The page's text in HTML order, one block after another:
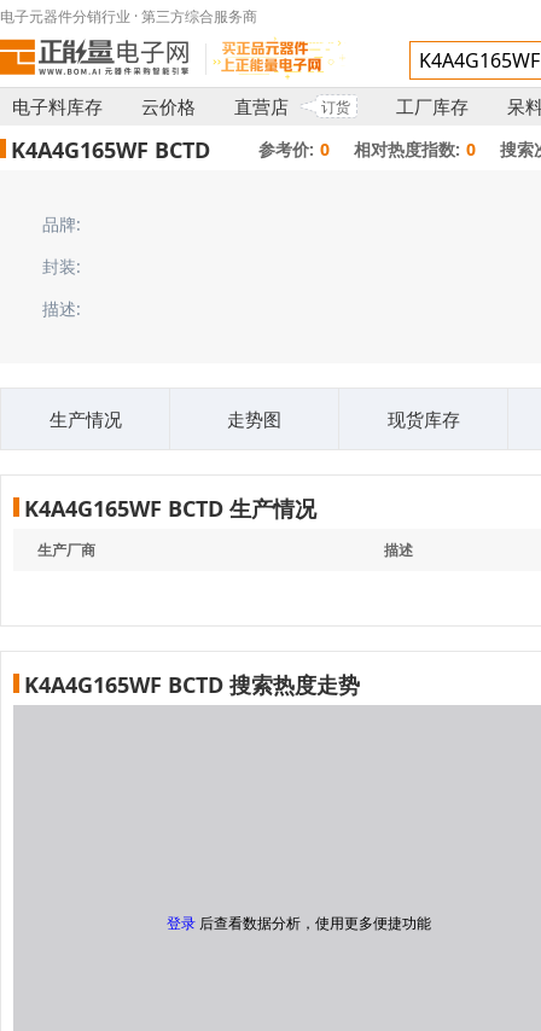
电子元器件分销行业 · 第三方综合服务商
电子料库存 云价格 直营店 订货 工厂库存 呆
K4A4G165WF BCTD 参考价: 0 相对热度指数: 0 搜索
品牌:
封装:
描述:
生产情况 走势图 现货库存
K4A4G165WF BCTD 生产情况
生产厂商 描述
K4A4G165WF BCTD 搜索热度走势
登录 后查看数据分析，使用更多便捷功能